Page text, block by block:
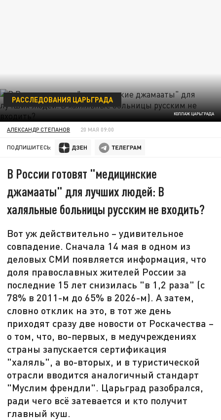
КОЛЛАЖ ЦАРЬГРАДА
РАССЛЕДОВАНИЯ ЦАРЬГРАДА
АЛЕКСАНДР СТЕПАНОВ 20 МАЯ 09:00
ПОДПИШИТЕСЬ:
В России готовят "медицинские
джамааты" для лучших людей: В
халяльные больницы русским не входить?
Вот уж действительно – удивительное
совпадение. Сначала 14 мая в одном из
деловых СМИ появляется информация, что
доля православных жителей России за
последние 15 лет снизилась "в 1,2 раза" (с
78% в 2011-м до 65% в 2026-м). А затем,
словно отклик на это, в тот же день
приходят сразу две новости от Роскачества –
о том, что, во-первых, в медучреждениях
страны запускается сертификация
"халяль", а во-вторых, и в туристической
отрасли вводится аналогичный стандарт
"Муслим френдли". Царьград разобрался,
ради чего всё затевается и кто получит
главный куш.